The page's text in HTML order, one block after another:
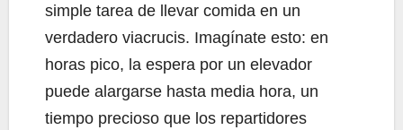
simple tarea de llevar comida en un
verdadero viacrucis. Imagínate esto: en
horas pico, la espera por un elevador
puede alargarse hasta media hora, un
tiempo precioso que los repartidores